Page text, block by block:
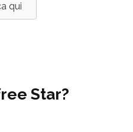
qui
Star?